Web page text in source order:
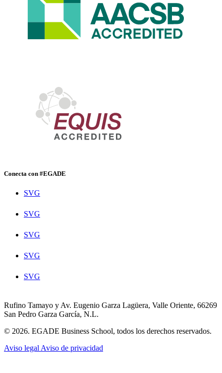
Conecta con #EGADE
SVG
SVG
SVG
SVG
SVG
Rufino Tamayo y Av. Eugenio Garza Lagüera, Valle Oriente, 66269
San Pedro Garza García, N.L.
© 2026. EGADE Business School, todos los derechos reservados.
Aviso legal Aviso de privacidad